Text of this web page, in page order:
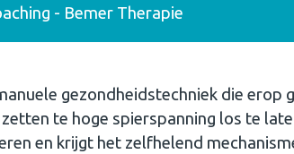
- Bemer Therapie
gezondheidstechniek die erop
te hoge spierspanning los te
en krijgt het zelfhelend